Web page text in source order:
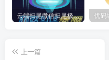
云端扫尾微信扫尾极光,天使,格力,新百伦双号正版点数点卡授权充值
上一篇